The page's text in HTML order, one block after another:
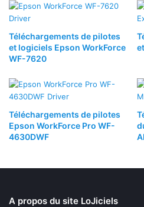
Téléchargements de pilotes
et logiciels Epson WorkForce
WF-7620
Téléchargements de pilotes
Epson WorkForce Pro WF-
4630DWF
A propos du site LoJiciels